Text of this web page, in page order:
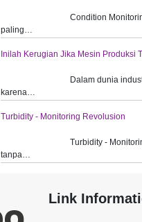
Condition
paling…
Inilah Kerugian Jika Mesin Produksi
Dalam dunia
karena…
Turbidity - Monitoring Revolusion
Turbidity -
tanpa…
Link